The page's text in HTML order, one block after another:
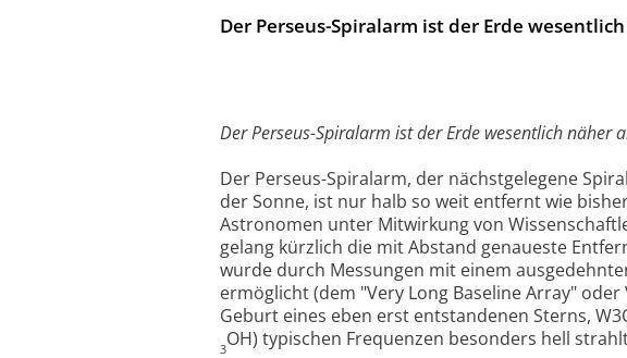
Der Perseus-Spiralarm ist der Erde
Der Perseus-Spiralarm ist der Erde wesentlich näher
Der Perseus-Spiralarm, der nächstgelegene
der Sonne, ist nur halb so weit entfernt wie
Astronomen unter Mitwirkung von
gelang kürzlich die mit Abstand genaueste
wurde durch Messungen mit einem
ermöglicht (dem "Very Long Baseline Array"
Geburt eines eben erst entstandenen Sterns,
3OH) typischen Frequenzen besonders hell